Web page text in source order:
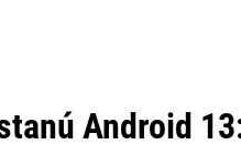
Android